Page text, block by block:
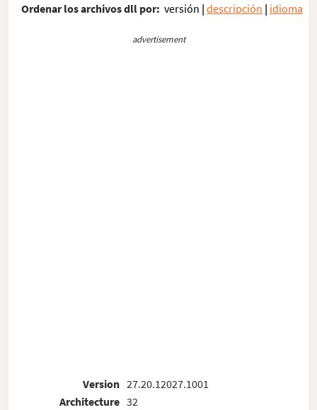
Ordenar los archivos dll por: versión | descripción | idioma
advertisement
Version
Architecture
27.20.12027.1001
32